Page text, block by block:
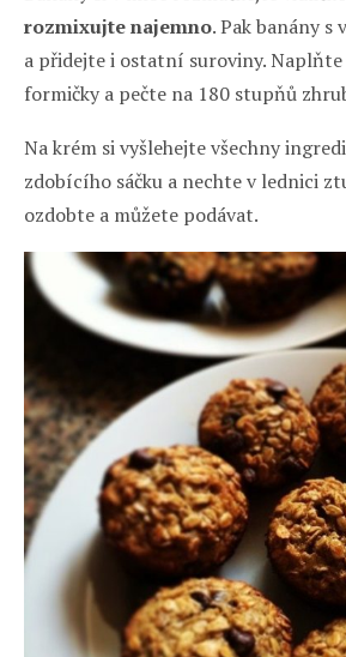
rozmixujte najemno. Pak banány s
a přidejte i ostatní suroviny.
formičky a pečte na 180 stupňů
Na krém si vyšlehejte všechny
zdobícího sáčku a nechte v lednici
ozdobte a můžete podávat.